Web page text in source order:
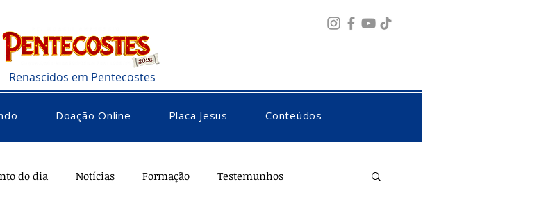
Renascidos em Pentecostes
Doação Online Placa Jesus Conteúdos
do dia Notícias Formação Testemunhos